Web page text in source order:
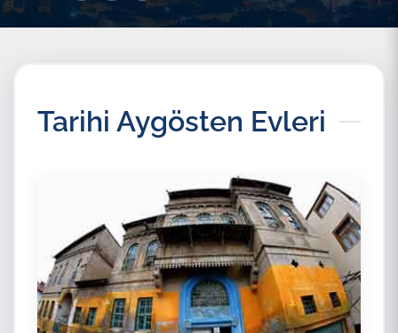
Tarihi Aygösten Evleri